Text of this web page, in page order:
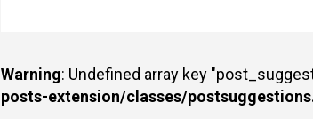
Warning: Undefined array key
posts-extension/classes/